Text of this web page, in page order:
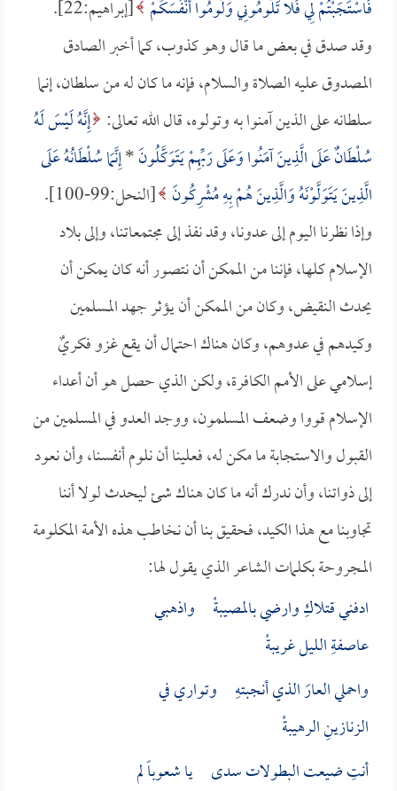
فَاسْتَجَبْتُمْ لِي فَلا تَلُومُونِي وَلُومُوا أَنْفُسَكُمْ [إبراهيم:22].
وقد صدق في بعض ما قال وهو كذوب، كما أخبر الصادق
المصدوق عليه الصلاة والسلام، فإنه ما كان له من سلطان، إنما
سلطانه على الذين آمنوا به وتولوه، قال الله تعالى: إِنَّهُ لَيْسَ لَهُ
سُلْطَانٌ عَلَى الَّذِينَ آمَنُوا وَعَلَى رَبِّهِمْ يَتَوَكَّلُونَ*إِنَّمَا سُلْطَانُهُ عَلَى
الَّذِينَ يَتَوَلَّوْنَهُ وَالَّذِينَ هُمْ بِهِ مُشْرِكُونَ [النحل:99-100].
وإذا نظرنا اليوم إلى عدونا، وقد نفذ إلى مجتمعاتنا، وإلى بلاد
الإسلام كلها، فإننا من الممكن أن نتصور أنه كان يمكن أن
يحدث النقيض، وكان من الممكن أن يؤثر جهد المسلمين
وكيدهم في عدوهم، وكان هناك احتمال أن يقع غزو فكريٌ
إسلامي على الأمم الكافرة، ولكن الذي حصل هو أن أعداء
الإسلام قووا وضعف المسلمون، ووجد العدو في المسلمين من
القبول والاستجابة ما مكن له، فعلينا أن نلوم أنفسنا، وأن نعود
إلى ذواتنا، وأن ندرك أنه ما كان هناك شئ ليحدث لولا أننا
تجاوبنا مع هذا الكيد، فحقيق بنا أن نخاطب هذه الأمة المكلومة
المجروحة بكلمات الشاعر الذي يقول لها:
ادفني قتلاكِ وارضي بالمصيبةْ واذهبي
عاصفةِ الليل غريبةْ
واحملي العارَ الذي أنجبتهِ وتواري في
الزنازينِ الرهيبةْ
أنتِ ضيعت البطولات سدى يا شعوباً لم